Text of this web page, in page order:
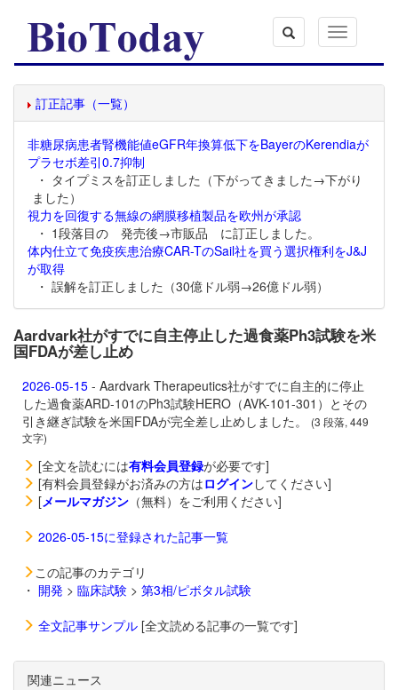
Toggle
navigation
訂正記事（一覧）
非糖尿病患者腎機能値eGFR年換算低下をBayerのKerendiaが
プラセボ差引0.7抑制
・ タイプミスを訂正しました（下がってきました→下がり
ました）
視力を回復する無線の網膜移植製品を欧州が承認
・ 1段落目の 発売後→市販品 に訂正しました。
体内仕立て免疫疾患治療CAR-TのSail社を買う選択権利をJ&J
が取得
・ 誤解を訂正しました（30億ドル弱→26億ドル弱）
Aardvark社がすでに自主停止した過食薬Ph3試験を米
国FDAが差し止め
2026-05-15 - Aardvark Therapeutics社がすでに自主的に停止
した過食薬ARD-101のPh3試験HERO（AVK-101-301）とその
引き継ぎ試験を米国FDAが完全差し止めしました。
(3 段落, 449
文字)
[全文を読むには有料会員登録が必要です]
[有料会員登録がお済みの方はログインしてください]
[メールマガジン （無料）をご利用ください]
2026-05-15に登録された記事一覧
この記事のカテゴリ
・ 開発 > 臨床試験 > 第3相/ピボタル試験
全文記事サンプル [全文読める記事の一覧です]
関連ニュース